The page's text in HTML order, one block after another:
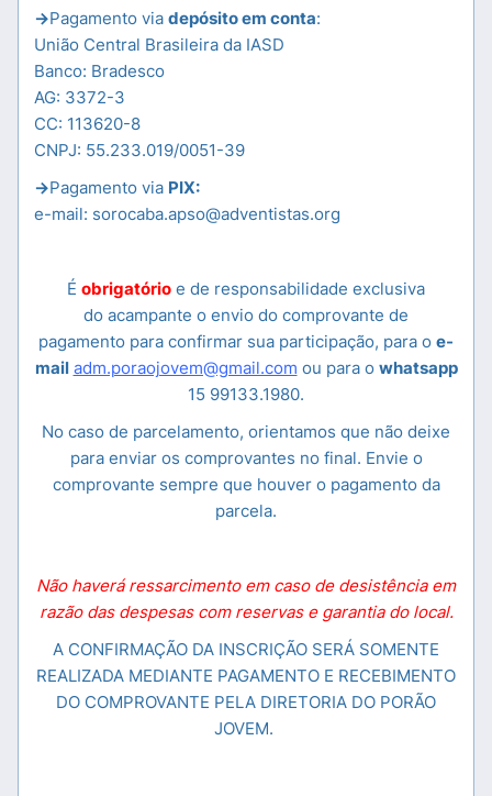
->Pagamento via depósito em conta:
União Central Brasileira da IASD
Banco: Bradesco
AG: 3372-3
CC: 113620-8
CNPJ: 55.233.019/0051-39
->Pagamento via PIX:
e-mail: sorocaba.apso@adventistas.org
É obrigatório e de responsabilidade exclusiva
do acampante o envio do comprovante de
pagamento para confirmar sua participação, para o e-
mail adm.poraojovem@gmail.com ou para o whatsapp
15 99133.1980.
No caso de parcelamento, orientamos que não deixe
para enviar os comprovantes no final. Envie o
comprovante sempre que houver o pagamento da
parcela.
Não haverá ressarcimento em caso de desistência em
razão das despesas com reservas e garantia do local.
A CONFIRMAÇÃO DA INSCRIÇÃO SERÁ SOMENTE
REALIZADA MEDIANTE PAGAMENTO E RECEBIMENTO
DO COMPROVANTE PELA DIRETORIA DO PORÃO
JOVEM.